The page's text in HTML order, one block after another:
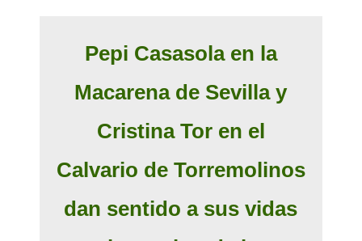
Pepi Casasola en la
Macarena de Sevilla y
Cristina Tor en el
Calvario de Torremolinos
dan sentido a sus vidas